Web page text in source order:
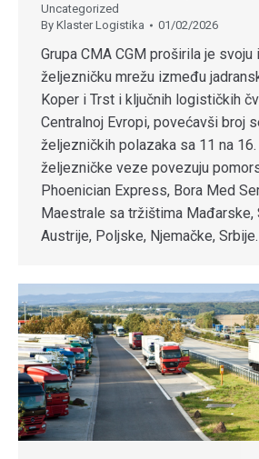
Uncategorized
By Klaster Logistika 01/02/2026
Grupa CMA CGM proširila je svoju
željezničku mrežu između
Koper i Trst i ključnih logističkih
Centralnoj Evropi, povećavši broj
željezničkih polazaka sa 11 na 16.
željezničke veze povezuju
Phoenician Express, Bora Med
Maestrale sa tržištima Mađarske,
Austrije, Poljske, Njemačke,